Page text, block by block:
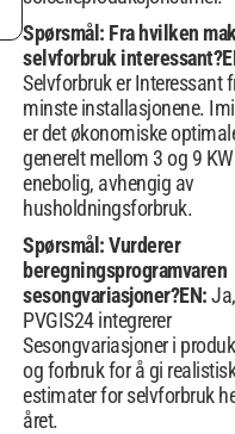
Spørsmål: Fra hvilken
selvforbruk interessant?
Selvforbruk er Interessant
minste installasjonene.
er det økonomiske
generelt mellom 3 og 9
enebolig, avhengig av
husholdningsforbruk.
Spørsmål: Vurderer
beregningsprogramvaren
sesongvariasjoner?EN:Ja,
PVGIS24 integrerer
Sesongvariasjoner i
og forbruk for å gi
estimater for selvforbruk
året.